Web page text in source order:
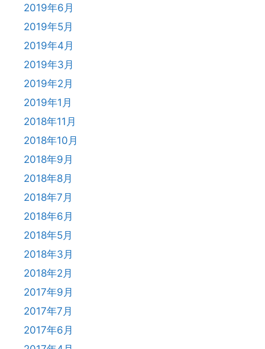
2019年6月
2019年5月
2019年4月
2019年3月
2019年2月
2019年1月
2018年11月
2018年10月
2018年9月
2018年8月
2018年7月
2018年6月
2018年5月
2018年3月
2018年2月
2017年9月
2017年7月
2017年6月